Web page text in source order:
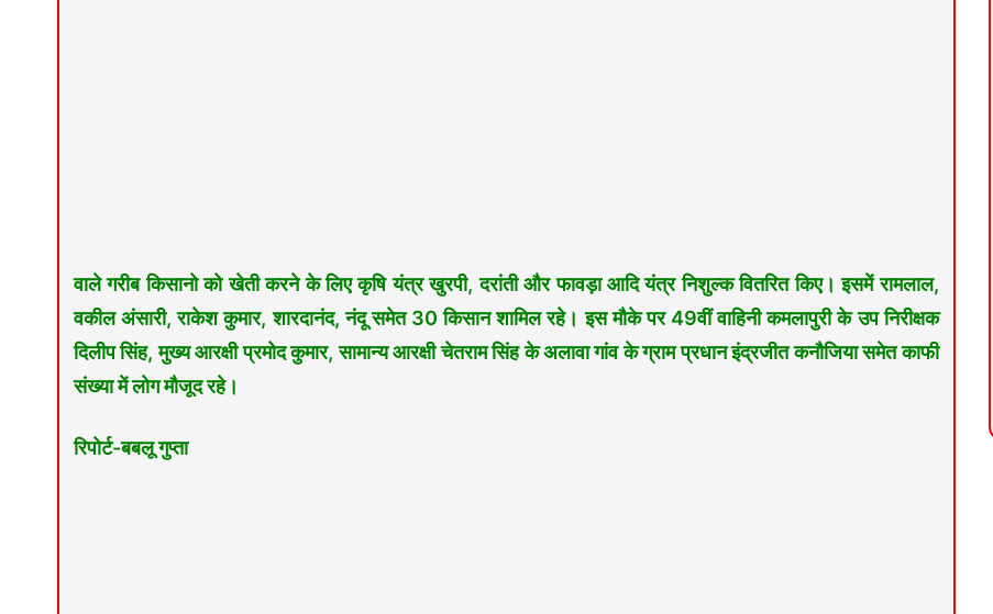
वाले गरीब किसानो को खेती करने के लिए कृषि यंत्र खुरपी, दरांती और फावड़ा आदि यंत्र निशुल्क वितरित किए। इसमें रामलाल,
वकील अंसारी, राकेश कुमार, शारदानंद, नंदू समेत 30 किसान शामिल रहे। इस मौके पर 49वीं वाहिनी कमलापुरी के उप निरीक्षक
दिलीप सिंह, मुख्य आरक्षी प्रमोद कुमार, सामान्य आरक्षी चेतराम सिंह के अलावा गांव के ग्राम प्रधान इंद्रजीत कनौजिया समेत काफी
संख्या में लोग मौजूद रहे।
रिपोर्ट-बबलू गुप्ता